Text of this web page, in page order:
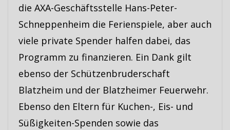
die AXA-Geschäftsstelle Hans-Peter-
Schneppenheim die Ferienspiele, aber auch
viele private Spender halfen dabei, das
Programm zu finanzieren. Ein Dank gilt
ebenso der Schützenbruderschaft
Blatzheim und der Blatzheimer Feuerwehr.
Ebenso den Eltern für Kuchen-, Eis- und
Süßigkeiten-Spenden sowie das